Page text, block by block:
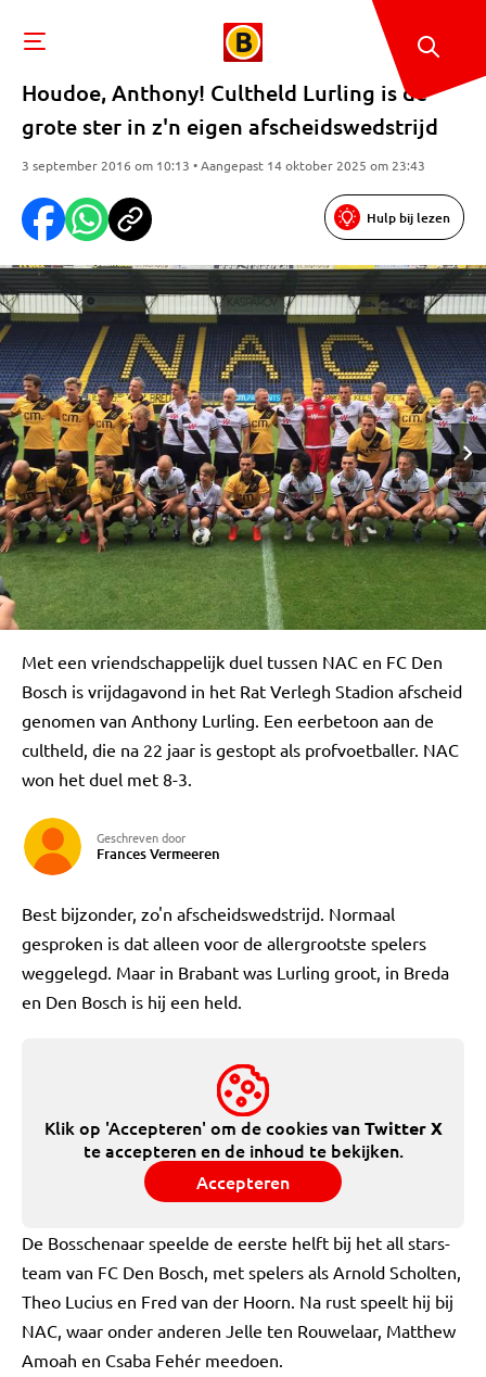
Houdoe, Anthony! Cultheld Lurling is de
grote ster in z'n eigen afscheidswedstrijd
3 september 2016 om 10:13 • Aangepast 14 oktober 2025 om 23:43
Hulp bij lezen
Met een vriendschappelijk duel tussen NAC en FC Den
Bosch is vrijdagavond in het Rat Verlegh Stadion afscheid
genomen van Anthony Lurling. Een eerbetoon aan de
cultheld, die na 22 jaar is gestopt als profvoetballer. NAC
won het duel met 8-3.
Geschreven door
Frances Vermeeren
Best bijzonder, zo'n afscheidswedstrijd. Normaal
gesproken is dat alleen voor de allergrootste spelers
weggelegd. Maar in Brabant was Lurling groot, in Breda
en Den Bosch is hij een held.
Klik op 'Accepteren' om de cookies vanTwitter X
te accepteren en de inhoud te bekijken.
Accepteren
De Bosschenaar speelde de eerste helft bij het all stars-
team van FC Den Bosch, met spelers als Arnold Scholten,
Theo Lucius en Fred van der Hoorn. Na rust speelt hij bij
NAC, waar onder anderen Jelle ten Rouwelaar, Matthew
Amoah en Csaba Fehér meedoen.